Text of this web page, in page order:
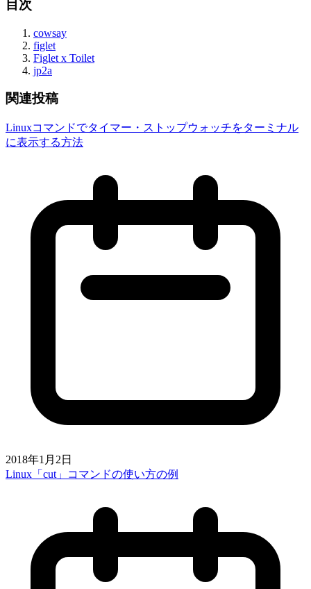
目次
cowsay
figlet
Figlet x Toilet
jp2a
関連投稿
Linuxコマンドでタイマー・ストップウォッチをターミナル
に表示する方法
2018年1月2日
Linux「cut」コマンドの使い方の例